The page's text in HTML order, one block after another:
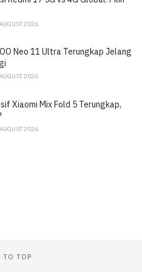
2026
Neo 11 Ultra Terungkap Jelang
2026
Xiaomi Mix Fold 5 Terungkap,
2026
TO TOP